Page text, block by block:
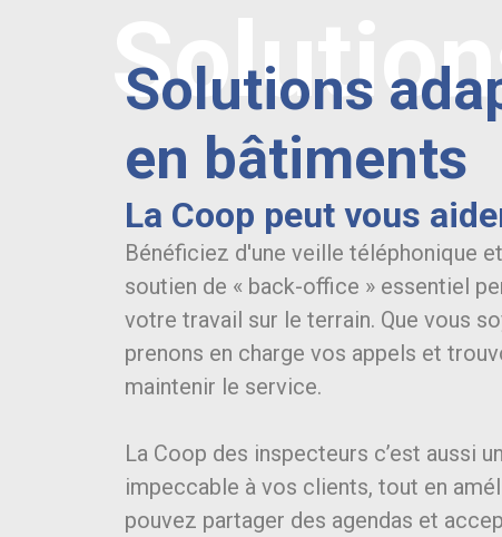
Solutions
en bâtiments
La Coop peut vous
Bénéficiez d'une veille téléphonique
soutien de « back-office » essentiel
votre travail sur le terrain. Que vous
prenons en charge vos appels et
maintenir le service.
La Coop des inspecteurs c’est aussi
impeccable à vos clients, tout en
pouvez partager des agendas et